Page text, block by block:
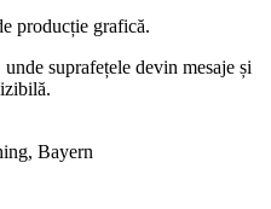
producție grafică.
suprafețele devin mesaje și
Bayern